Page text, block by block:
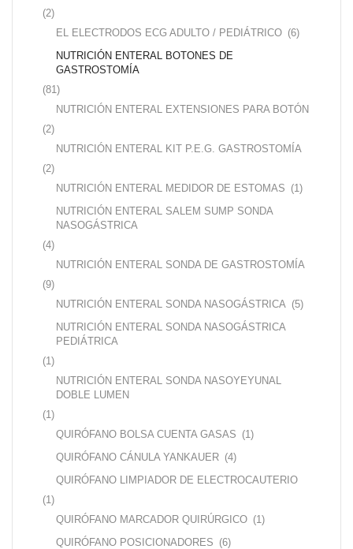
(2)
EL ELECTRODOS ECG ADULTO / PEDIÁTRICO (6)
NUTRICIÓN ENTERAL BOTONES DE
GASTROSTOMÍA
(81)
NUTRICIÓN ENTERAL EXTENSIONES PARA BOTÓN
(2)
NUTRICIÓN ENTERAL KIT P.E.G. GASTROSTOMÍA
(2)
NUTRICIÓN ENTERAL MEDIDOR DE ESTOMAS (1)
NUTRICIÓN ENTERAL SALEM SUMP SONDA
NASOGÁSTRICA
(4)
NUTRICIÓN ENTERAL SONDA DE GASTROSTOMÍA
(9)
NUTRICIÓN ENTERAL SONDA NASOGÁSTRICA (5)
NUTRICIÓN ENTERAL SONDA NASOGÁSTRICA
PEDIÁTRICA
(1)
NUTRICIÓN ENTERAL SONDA NASOYEYUNAL
DOBLE LUMEN
(1)
QUIRÓFANO BOLSA CUENTA GASAS (1)
QUIRÓFANO CÁNULA YANKAUER (4)
QUIRÓFANO LIMPIADOR DE ELECTROCAUTERIO
(1)
QUIRÓFANO MARCADOR QUIRÚRGICO (1)
QUIRÓFANO POSICIONADORES (6)